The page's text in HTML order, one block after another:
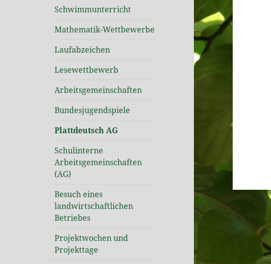
Schwimmunterricht
Mathematik-Wettbewerbe
Laufabzeichen
Lesewettbewerb
Arbeitsgemeinschaften
Bundesjugendspiele
Plattdeutsch AG
Schulinterne
Arbeitsgemeinschaften
(AG)
Besuch eines
landwirtschaftlichen
Betriebes
Projektwochen und
Projekttage